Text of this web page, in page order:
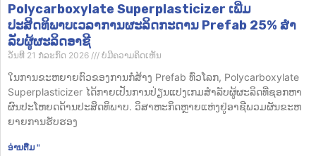
Polycarboxylate Superplasticizer ເພີ່ມ
ປະສິດທິພາບເວລາການຜະລິດກະດານ Prefab 25% ສໍາ
ລັບຜູ້ຜະລິດອາຊີ
ວັນທີ 21 ກໍລະກົດ 2026 ບໍ່​ມີ​ຄວາມ​ຄິດ​ເຫັນ
ໃນການຂະຫຍາຍຕົວຂອງການກໍ່ສ້າງ Prefab ທົ່ວໂລກ, Polycarboxylate
Superplasticizer ໄດ້ກາຍເປັນການປ່ຽນແປງເກມສໍາລັບຜູ້ຜະລິດທີ່ຊອກຫາ
ຜົນປະໂຫຍດດ້ານປະສິດທິພາບ. ວິ​ສາ​ຫະ​ກິດ​ຫຼາຍ​ແຫ່ງ​ຢູ່​ອາ​ຊີ​ພວມ​ຜັນ​ຂະ​ຫ
ຍາຍ​ການ​ຮັບ​ຮອງ
ອ່ານ​ຕື່ມ "